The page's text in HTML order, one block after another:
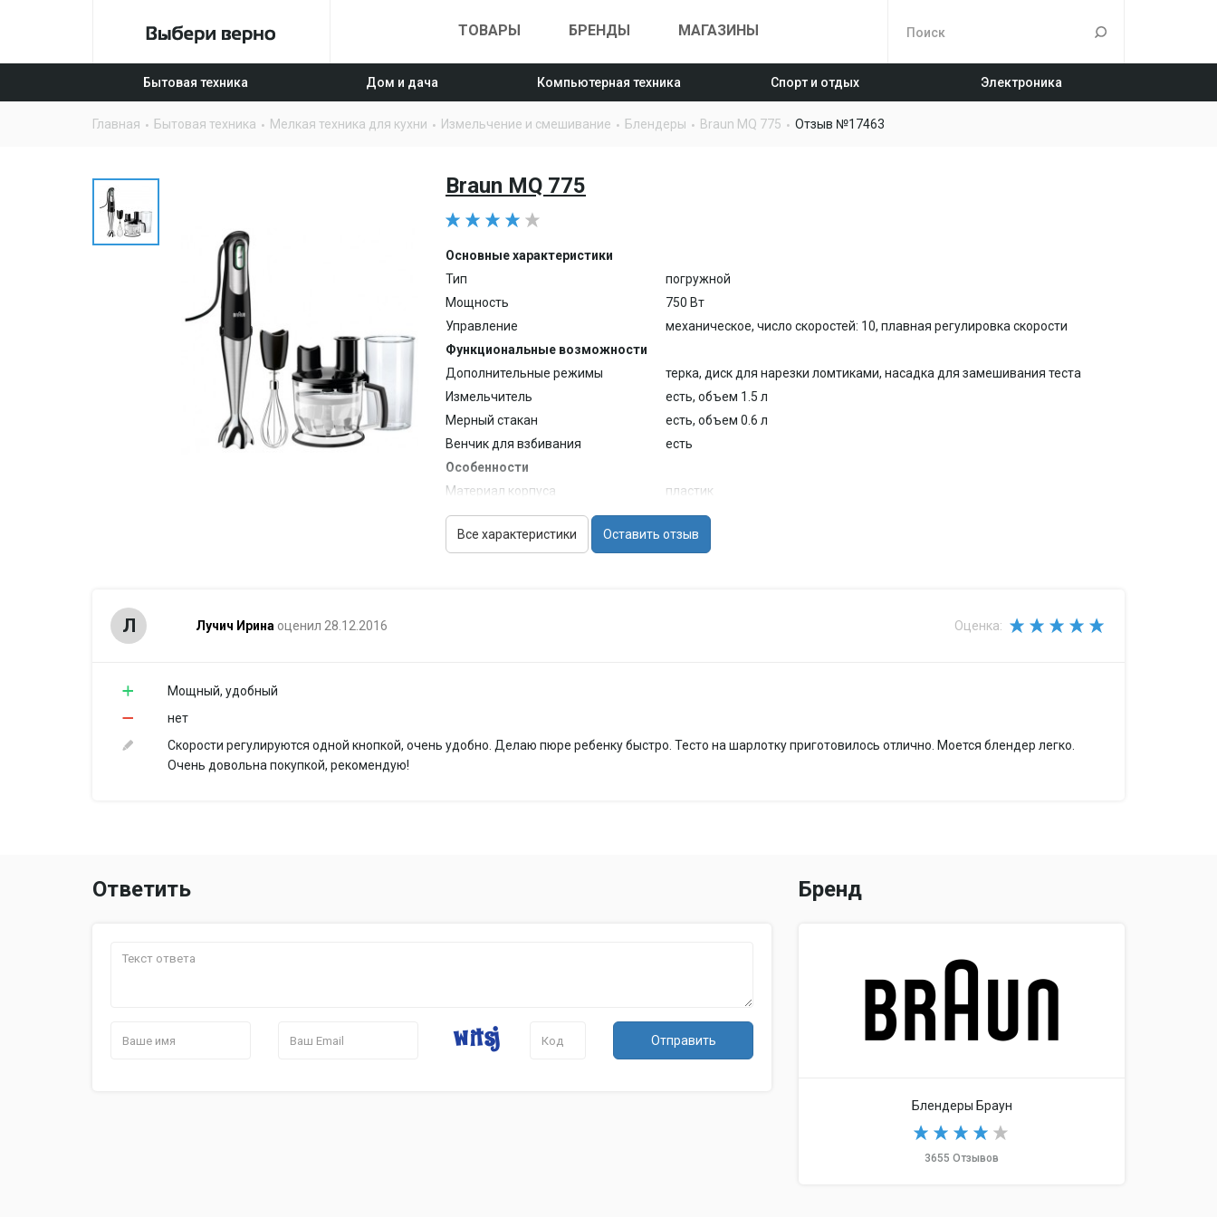
ТОВАРЫ БРЕНДЫ МАГАЗИНЫ
Бытовая техника Дом и дача Компьютерная техника Спорт и отдых Электроника
Главная Бытовая техника Мелкая техника для кухни Измельчение и смешивание Блендеры Braun MQ 775 Отзыв №17463
Braun MQ 775
Основные характеристики
Тип
погружной
Мощность
750 Вт
Управление
механическое, число скоростей: 10, плавная регулировка скорости
Функциональные возможности
Дополнительные режимы
терка, диск для нарезки ломтиками, насадка для замешивания теста
Измельчитель
есть, объем 1.5 л
Мерный стакан
есть, объем 0.6 л
Венчик для взбивания
есть
Особенности
Материал корпуса
пластик
Материал погружной части
металл
Отверстие для ингредиентов
есть
Все характеристики Оставить отзыв
Л Лучич Ирина оценил 28.12.2016 Оценка:
Мощный, удобный
нет
Скорости регулируются одной кнопкой, очень удобно. Делаю пюре ребенку быстро. Тесто на шарлотку приготовилось отлично. Моется блендер легко.
Очень довольна покупкой, рекомендую!
Ответить
Отправить
Бренд
Блендеры Браун
3655 Отзывов